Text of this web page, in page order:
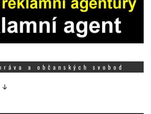
a občanských svobod
↓